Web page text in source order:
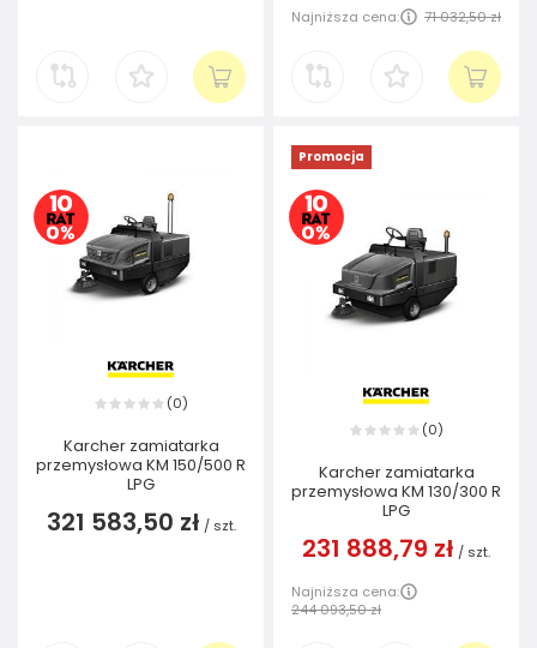
Najniższa cena: 71 032,50 zł
(0)
Karcher zamiatarka
przemysłowa KM 150/500 R
LPG
321 583,50 zł / szt.
Promocja
(0)
Karcher zamiatarka
przemysłowa KM 130/300 R
LPG
231 888,79 zł / szt.
Najniższa cena:
244 093,50 zł